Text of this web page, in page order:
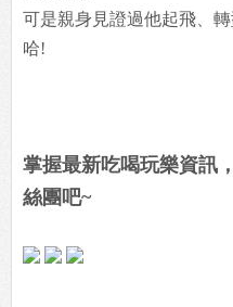
可是親身見證過他起飛、
哈!
掌握最新吃喝玩樂資訊
絲團吧~